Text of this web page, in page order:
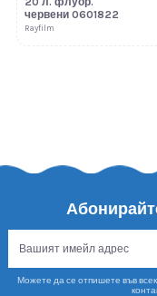
червени 0601822
Rayfilm
Можете да се отпишете във